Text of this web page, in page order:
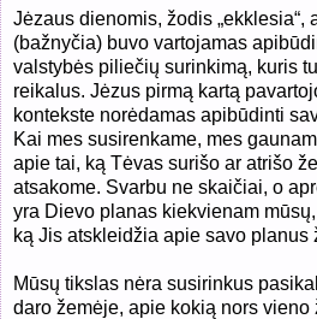
Jėzaus dienomis, žodis „ekklesia“,
(bažnyčia) buvo vartojamas
valstybės piliečių surinkimą, kuris
reikalus. Jėzus pirmą kartą
kontekste norėdamas apibūdinti
Kai mes susirenkame, mes
apie tai, ką Tėvas surišo ar atrišo
atsakome. Svarbu ne skaičiai, o
yra Dievo planas kiekvienam
ką Jis atskleidžia apie savo planus
Mūsų tikslas nėra susirinkus
daro žemėje, apie kokią nors vieno